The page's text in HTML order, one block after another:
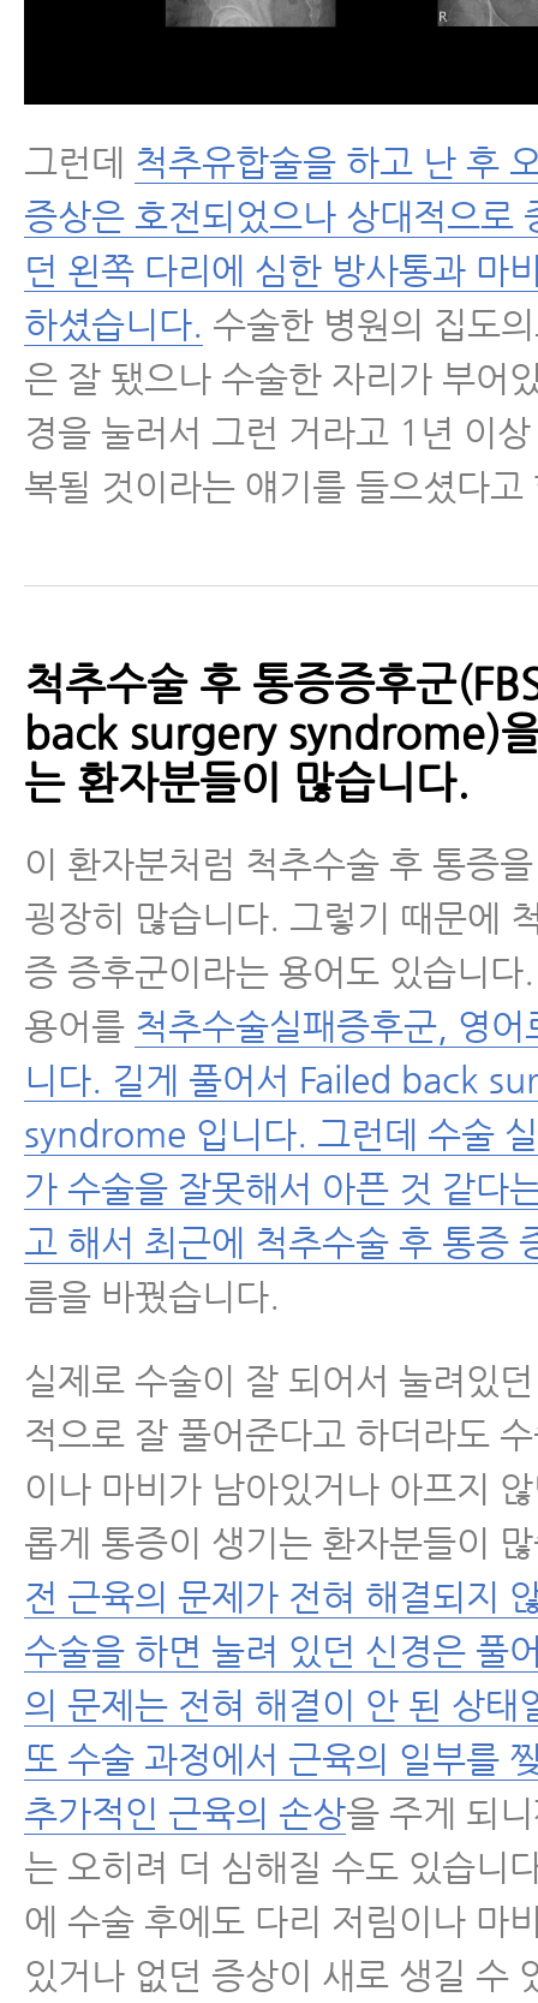
그런데 척추유합술을 하고 난 후
증상은 호전되었으나 상대적으로
던 왼쪽 다리에 심한 방사통과 마
하셨습니다. 수술한 병원의 집도
은 잘 됐으나 수술한 자리가 부어
경을 눌러서 그런 거라고 1년 이
복될 것이라는 얘기를 들으셨다고
척추수술 후 통증증후군
back surgery syndrome)
는 환자분들이 많습니다.
이 환자분처럼 척추수술 후 통증
굉장히 많습니다. 그렇기 때문에
증 증후군이라는 용어도 있습니다
용어를 척추수술실패증후군, 영어
니다. 길게 풀어서 Failed back
syndrome 입니다. 그런데 수술
가 수술을 잘못해서 아픈 것 같다
고 해서 최근에 척추수술 후 통증
름을 바꿨습니다.
실제로 수술이 잘 되어서 눌려있
적으로 잘 풀어준다고 하더라도
이나 마비가 남아있거나 아프지
롭게 통증이 생기는 환자분들이
전 근육의 문제가 전혀 해결되지
수술을 하면 눌려 있던 신경은 풀
의 문제는 전혀 해결이 안 된 상태
또 수술 과정에서 근육의 일부를
추가적인 근육의 손상을 주게 되
는 오히려 더 심해질 수도 있습니
에 수술 후에도 다리 저림이나 마
있거나 없던 증상이 새로 생길 수